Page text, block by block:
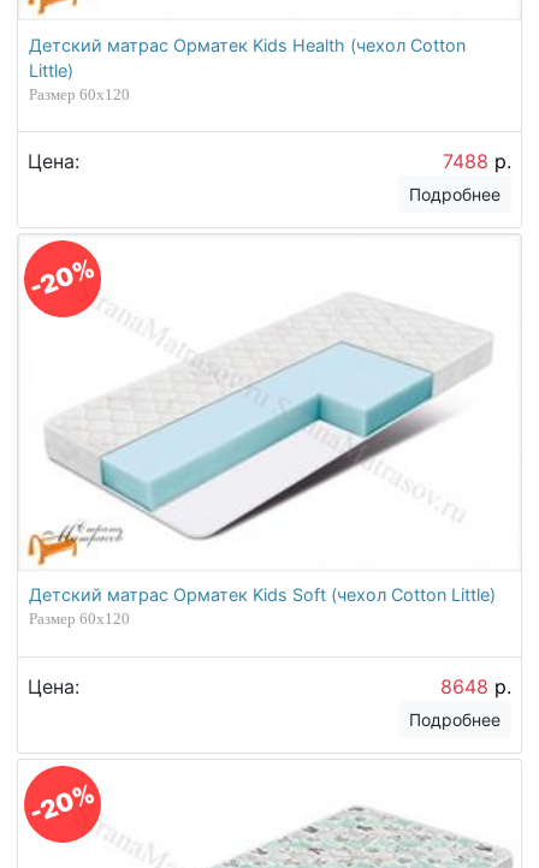
Детский матрас Орматек Kids Health (чехол Cotton
Little)
Размер 60х120
Цена: 7488 р.
Подробнее
-20%
Детский матрас Орматек Kids Soft (чехол Cotton Little)
Размер 60х120
Цена: 8648 р.
Подробнее
-20%